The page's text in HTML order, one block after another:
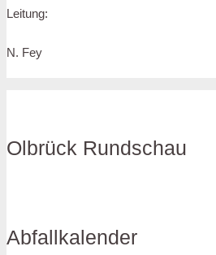
Leitung:
N. Fey
Olbrück Rundschau
Abfallkalender